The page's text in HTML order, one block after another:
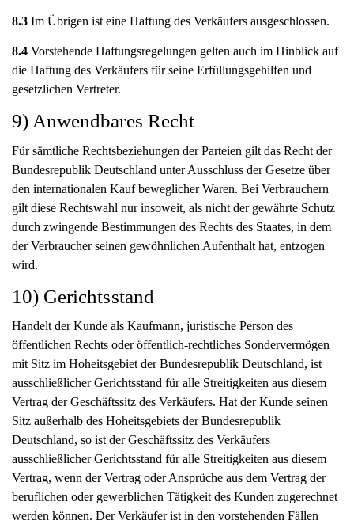
8.3 Im Übrigen ist eine Haftung des Verkäufers ausgeschlossen.
8.4 Vorstehende Haftungsregelungen gelten auch im Hinblick auf
die Haftung des Verkäufers für seine Erfüllungsgehilfen und
gesetzlichen Vertreter.
9) Anwendbares Recht
Für sämtliche Rechtsbeziehungen der Parteien gilt das Recht der
Bundesrepublik Deutschland unter Ausschluss der Gesetze über
den internationalen Kauf beweglicher Waren. Bei Verbrauchern
gilt diese Rechtswahl nur insoweit, als nicht der gewährte Schutz
durch zwingende Bestimmungen des Rechts des Staates, in dem
der Verbraucher seinen gewöhnlichen Aufenthalt hat, entzogen
wird.
10) Gerichtsstand
Handelt der Kunde als Kaufmann, juristische Person des
öffentlichen Rechts oder öffentlich-rechtliches Sondervermögen
mit Sitz im Hoheitsgebiet der Bundesrepublik Deutschland, ist
ausschließlicher Gerichtsstand für alle Streitigkeiten aus diesem
Vertrag der Geschäftssitz des Verkäufers. Hat der Kunde seinen
Sitz außerhalb des Hoheitsgebiets der Bundesrepublik
Deutschland, so ist der Geschäftssitz des Verkäufers
ausschließlicher Gerichtsstand für alle Streitigkeiten aus diesem
Vertrag, wenn der Vertrag oder Ansprüche aus dem Vertrag der
beruflichen oder gewerblichen Tätigkeit des Kunden zugerechnet
werden können. Der Verkäufer ist in den vorstehenden Fällen